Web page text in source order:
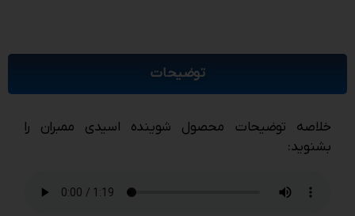
توضیحات
خلاصه توضیحات محصول شوینده اسیدی ممبران را
بشنوید: